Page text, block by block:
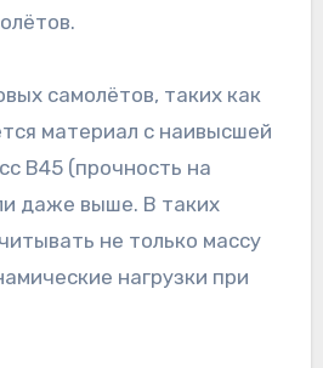
самолётов, таких как
материал с наивысшей
B45 (прочность на
даже выше. В таких
не только массу
нагрузки при